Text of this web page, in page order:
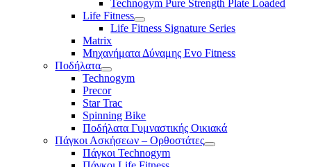
Technogym Pure Strength Plate Loaded
Life Fitness
Life Fitness Signature Series
Matrix
Μηχανήματα Δύναμης Evo Fitness
Ποδήλατα
Technogym
Precor
Star Trac
Spinning Bike
Ποδήλατα Γυμναστικής Οικιακά
Πάγκοι Ασκήσεων – Ορθοστάτες
Πάγκοι Technogym